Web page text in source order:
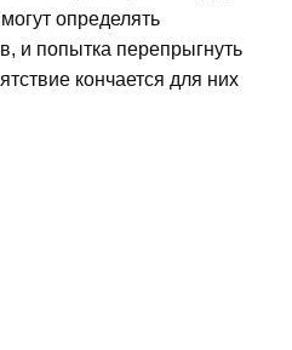
определять
и попытка перепрыгнуть
кончается для них